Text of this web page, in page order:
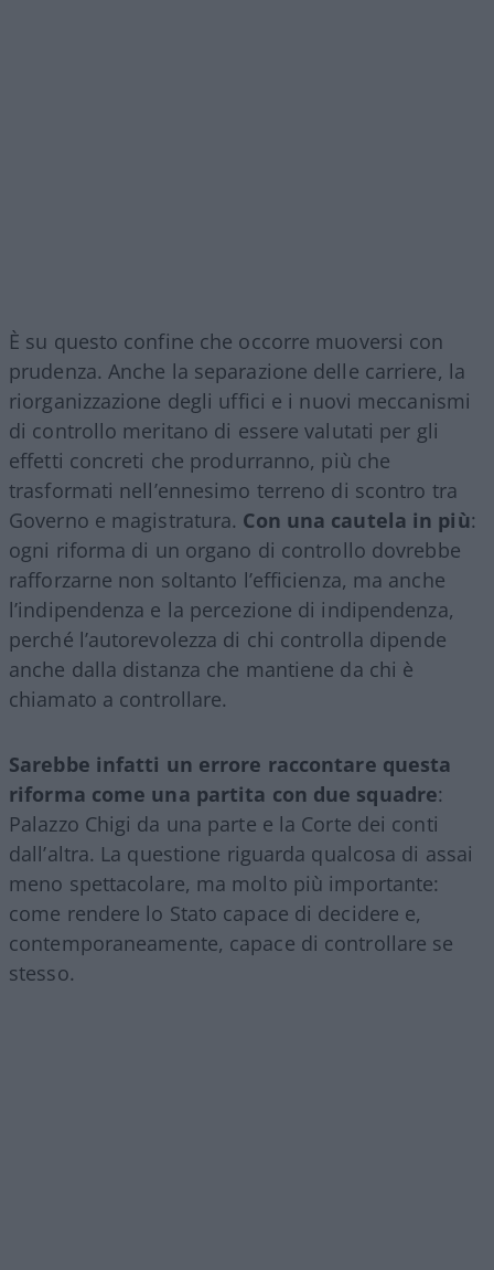
È su questo confine che occorre muoversi con
prudenza. Anche la separazione delle carriere, la
riorganizzazione degli uffici e i nuovi meccanismi
di controllo meritano di essere valutati per gli
effetti concreti che produrranno, più che
trasformati nell’ennesimo terreno di scontro tra
Governo e magistratura. Con una cautela in più:
ogni riforma di un organo di controllo dovrebbe
rafforzarne non soltanto l’efficienza, ma anche
l’indipendenza e la percezione di indipendenza,
perché l’autorevolezza di chi controlla dipende
anche dalla distanza che mantiene da chi è
chiamato a controllare.
Sarebbe infatti un errore raccontare questa
riforma come una partita con due squadre:
Palazzo Chigi da una parte e la Corte dei conti
dall’altra. La questione riguarda qualcosa di assai
meno spettacolare, ma molto più importante:
come rendere lo Stato capace di decidere e,
contemporaneamente, capace di controllare se
stesso.